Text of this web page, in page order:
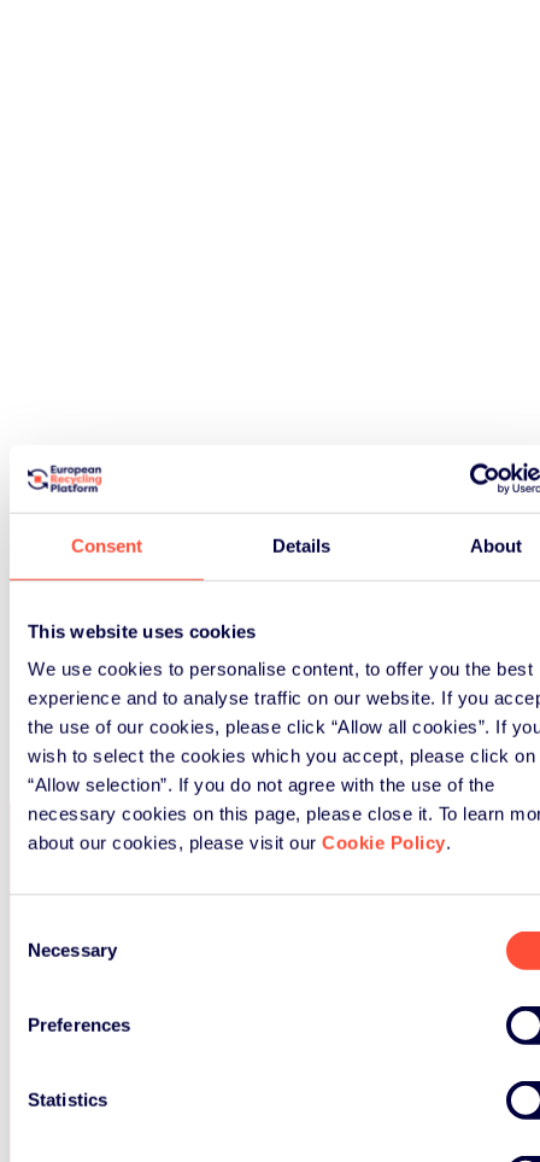
Consent Details About
This website uses cookies
We use cookies to personalise content, to offer you the best
experience and to analyse traffic on our website. If you
the use of our cookies, please click “Allow all cookies”. If
wish to select the cookies which you accept, please click on
“Allow selection”. If you do not agree with the use of the
necessary cookies on this page, please close it. To learn
about our cookies, please visit our Cookie Policy.
Selection
Necessary
Preferences
Statistics
什么是便携式电池？
电池或蓄能器是将化学能直接